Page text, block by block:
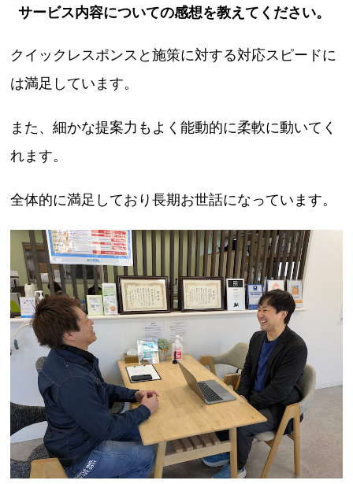
サービス内容についての感想を教えてください。
クイックレスポンスと施策に対する対応スピードに
は満足しています。
また、細かな提案力もよく能動的に柔軟に動いてく
れます。
全体的に満足しており長期お世話になっています。